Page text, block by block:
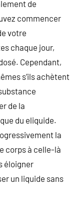
de
commencer
votre
chaque jour,
Cependant,
s’ils achètent
de la
du eliquide.
la
corps à celle-là
éloigner
un liquide sans